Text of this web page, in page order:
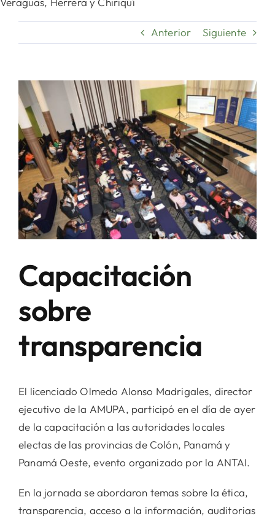
Anterior Siguiente
Ver
imagen
más
grande
Capacitación
sobre
transparencia
El licenciado Olmedo Alonso Madrigales, director
ejecutivo de la AMUPA, participó en el día de ayer
de la capacitación a las autoridades locales
electas de las provincias de Colón, Panamá y
Panamá Oeste, evento organizado por la ANTAI.
En la jornada se abordaron temas sobre la ética,
transparencia, acceso a la información, auditorias